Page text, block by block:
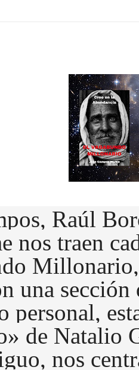
Raúl
nos traen
una
personal,
de Natalio
nos